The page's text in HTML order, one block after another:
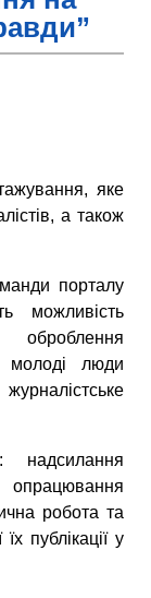
яке
а також
порталу
можливість
молоді люди
надсилання
опрацювання
робота та
публікації у